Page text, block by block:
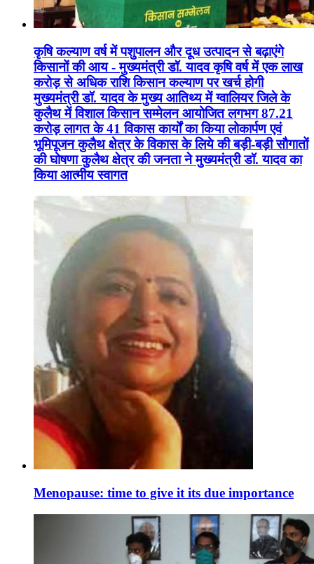
कृषि कल्याण वर्ष में पशुपालन और दूध उत्पादन से बढ़ाएंगे
किसानों की आय - मुख्यमंत्री डॉ. यादव कृषि वर्ष में एक लाख
करोड़ से अधिक राशि किसान कल्याण पर खर्च होगी
मुख्यमंत्री डॉ. यादव के मुख्य आतिथ्य में ग्वालियर जिले के
कुलैथ में विशाल किसान सम्मेलन आयोजित लगभग 87.21
करोड़ लागत के 41 विकास कार्यों का किया लोकार्पण एवं
भूमिपूजन कुलैथ क्षेत्र के विकास के लिये की बड़ी-बड़ी सौगातों
की घोषणा कुलैथ क्षेत्र की जनता ने मुख्यमंत्री डॉ. यादव का
किया आत्मीय स्वागत
Menopause: time to give it its due importance